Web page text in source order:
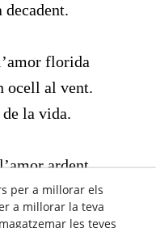
decadent.
florida
ocell al vent.
la vida.
ardent.
florida.
per a millorar els
a millorar la teva
les teves